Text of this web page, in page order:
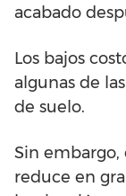
acabado
Los bajos
algunas de
de suelo.
Sin embargo,
reduce en